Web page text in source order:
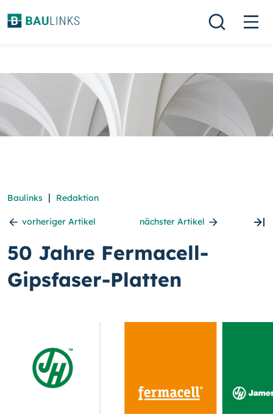
Baulinks | Redaktion
vorheriger Artikel nächster Artikel
50 Jahre Fermacell-
Gipsfaser-Platten